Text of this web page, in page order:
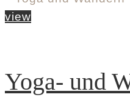
view
Yoga- und